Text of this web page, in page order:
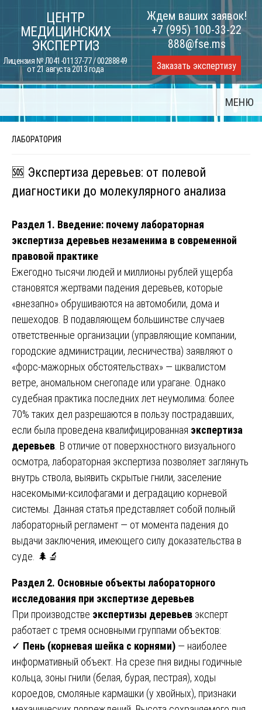
content
ЦЕНТР
МЕДИЦИНСКИХ
ЭКСПЕРТИЗ
Лицензия № Л041-01137-77 / 00288849
от 21 августа 2013 года
Ждем ваших заявок!
+7 (995) 100-33-22
888@fse.ms
Заказать экспертизу
МЕНЮ
ЛАБОРАТОРИЯ
🆘 Экспертиза деревьев: от полевой
диагностики до молекулярного анализа
Раздел 1. Введение: почему лабораторная
экспертиза деревьев незаменима в современной
правовой практике
Ежегодно тысячи людей и миллионы рублей ущерба
становятся жертвами падения деревьев, которые
«внезапно» обрушиваются на автомобили, дома и
пешеходов. В подавляющем большинстве случаев
ответственные организации (управляющие компании,
городские администрации, лесничества) заявляют о
«форс-мажорных обстоятельствах» — шквалистом
ветре, аномальном снегопаде или урагане. Однако
судебная практика последних лет неумолима: более
70% таких дел разрешаются в пользу пострадавших,
если была проведена квалифицированная экспертиза
деревьев . В отличие от поверхностного визуального
осмотра, лабораторная экспертиза позволяет заглянуть
внутрь ствола, выявить скрытые гнили, заселение
насекомыми-ксилофагами и деградацию корневой
системы. Данная статья представляет собой полный
лабораторный регламент — от момента падения до
выдачи заключения, имеющего силу доказательства в
суде. 🌲🔬
Раздел 2. Основные объекты лабораторного
исследования при экспертизе деревьев
При производстве экспертизы деревьев эксперт
работает с тремя основными группами объектов:
✓ Пень (корневая шейка с корнями) — наиболее
информативный объект. На срезе пня видны годичные
кольца, зоны гнили (белая, бурая, пестрая), ходы
короедов, смоляные кармашки (у хвойных), признаки